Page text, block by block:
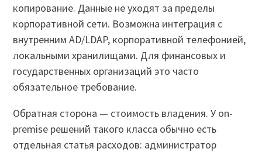
копирование. Данные не уходят за пределы
корпоративной сети. Возможна интеграция с
внутренним AD/LDAP, корпоративной телефонией,
локальными хранилищами. Для финансовых и
государственных организаций это часто
обязательное требование.
Обратная сторона — стоимость владения. У on-
premise решений такого класса обычно есть
отдельная статья расходов: администратор